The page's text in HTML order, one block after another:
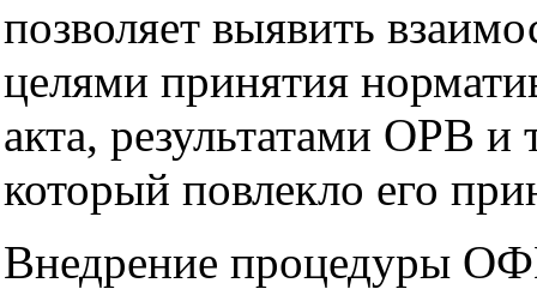
позволяет выявить
целями принятия
акта, результатами ОРВ и
который повлекло его
Внедрение процедуры